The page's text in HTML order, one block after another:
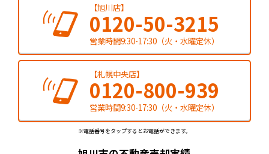
【旭川店】
0120-50-3215
営業時間9:30-17:30（火・水曜定休）
【札幌中央店】
0120-800-939
営業時間9:30-17:30（火・水曜定休）
※電話番号をタップするとお電話ができます。